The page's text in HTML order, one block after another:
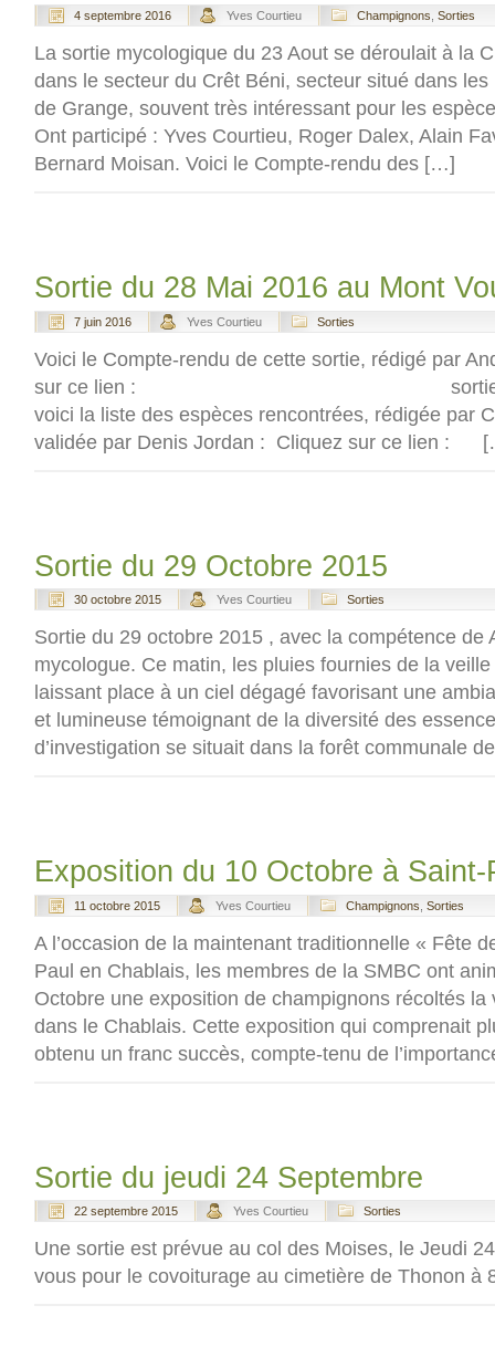
4 septembre 2016 Yves Courtieu Champignons Sorties
La sortie mycologique du 23 Aout se déroulait à la
dans le secteur du Crêt Béni, secteur situé dans
de Grange, souvent très intéressant pour les
Ont participé : Yves Courtieu, Roger Dalex, Alain
Bernard Moisan. Voici le Compte-rendu des […]
Sortie du 28 Mai 2016 au Mont
7 juin 2016 Yves Courtieu Sorties
Voici le Compte-rendu de cette sortie, rédigé par
sur ce lien : sortie Vouan
voici la liste des espèces rencontrées, rédigée par
validée par Denis Jordan : Cliquez sur ce lien :
Sortie du 29 Octobre 2015
30 octobre 2015 Yves Courtieu Sorties
Sortie du 29 octobre 2015 , avec la compétence de
mycologue. Ce matin, les pluies fournies de la
laissant place à un ciel dégagé favorisant une
et lumineuse témoignant de la diversité des
d’investigation se situait dans la forêt communale
Exposition du 10 Octobre à Saint-
11 octobre 2015 Yves Courtieu Champignons Sorties
A l’occasion de la maintenant traditionnelle « Fête
Paul en Chablais, les membres de la SMBC ont
Octobre une exposition de champignons récoltés la
dans le Chablais. Cette exposition qui comprenait
obtenu un franc succès, compte-tenu de
Sortie du jeudi 24 Septembre
22 septembre 2015 Yves Courtieu Sorties
Une sortie est prévue au col des Moises, le Jeudi
vous pour le covoiturage au cimetière de Thonon à